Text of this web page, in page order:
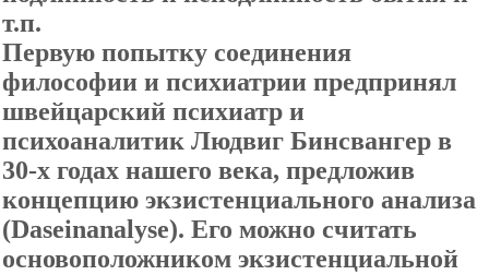
т.п.
Первую попытку соединения
философии и психиатрии предпринял
швейцарский психиатр и
психоаналитик Людвиг Бинсвангер в
30-х годах нашего века, предложив
концепцию экзистенциального анализа
(Daseinanalyse). Его можно считать
основоположником экзистенциальной